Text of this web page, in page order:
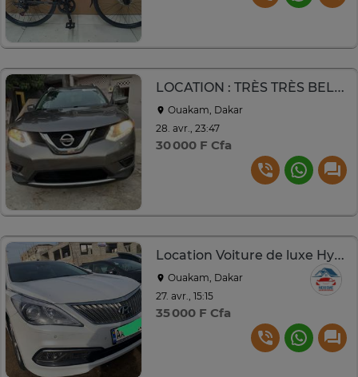
LOCATION : TRÈS TRÈS BELLE NISSAN ROGUE
Ouakam, Dakar
28. avr., 23:47
30 000 F Cfa
Location Voiture de luxe Hyundai Grandeur
Ouakam, Dakar
27. avr., 15:15
35 000 F Cfa